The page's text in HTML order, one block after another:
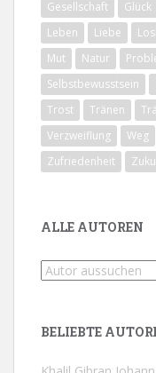
Gesellschaft
Glück
Leben
Liebe
Mut
Natur
Selbstbewusstsein
Trost
Tränen
Verzweiflung
Weg
Zufriedenheit
ALLE AUTOREN
BELIEBTE